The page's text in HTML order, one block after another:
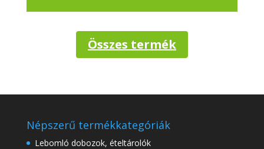
Összes termék
Népszerű termékkategóriák
Lebomló dobozok, ételtárolók